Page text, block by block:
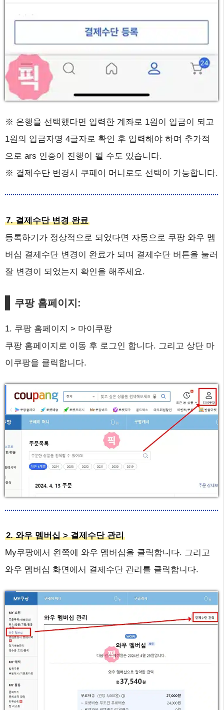
※ 은행을 선택했다면 입력한 계좌로 1원이 입금이 되고
1원의 입금자명 4글자로 확인 후 입력해야 하며 추가적
으로 ars 인증이 진행이 될 수도 있습니다.
※ 결제수단 변경시 쿠페이 머니로도 선택이 가능합니다.
7. 결제수단 변경 완료
등록하기가 정상적으로 되었다면 자동으로 쿠팡 와우 멤
버십 결제수단 변경이 완료가 되며 결제수단 버튼을 눌러
잘 변경이 되었는지 확인을 해주세요.
쿠팡 홈페이지:
1. 쿠팡 홈페이지 > 마이쿠팡
쿠팡 홈페이지로 이동 후 로그인 합니다. 그리고 상단 마
이쿠팡을 클릭합니다.
2. 와우 멤버십 > 결제수단 관리
My쿠팡에서 왼쪽에 와우 멤버십을 클릭합니다. 그리고
와우 멤버십 화면에서 결제수단 관리를 클릭합니다.